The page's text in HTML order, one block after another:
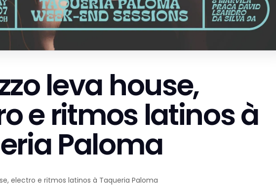
leva house,
e ritmos latinos à
Paloma
electro e ritmos latinos à Taqueria Paloma